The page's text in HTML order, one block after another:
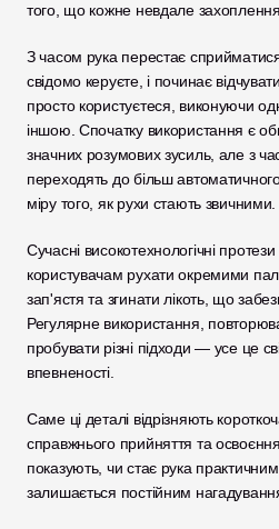
того, що кожне невдале
З часом рука перестає
свідомо керуєте, і починає
просто користуєтеся, виконуючи
іншою. Спочатку використання є
значних розумових зусиль, але з
переходять до більш
міру того, як рухи стають звичними.
Сучасні високотехнологічні
користувачам рухати окремими
зап'ястя та згинати лікоть, що
Регулярне використання,
пробувати різні підходи — усе це
впевненості.
Саме ці деталі відрізняють
справжнього прийняття та
показують, чи стає рука
залишається постійним